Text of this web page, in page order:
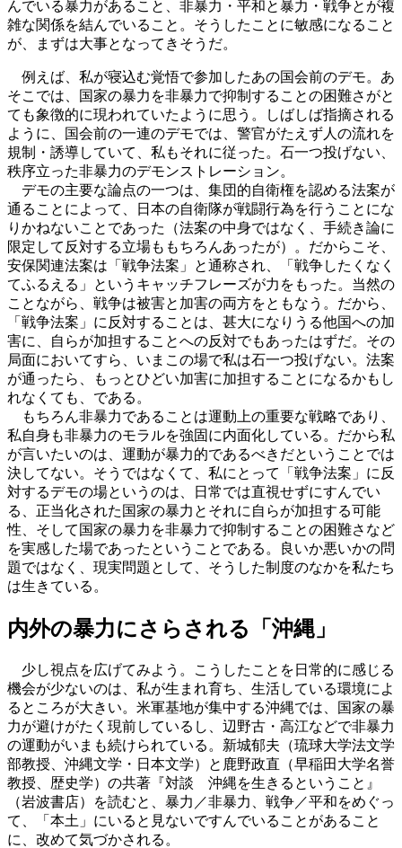
んでいる暴力があること、非暴力・平和と暴力・戦争とが複
雑な関係を結んでいること。そうしたことに敏感になること
が、まずは大事となってきそうだ。
例えば、私が寝込む覚悟で参加したあの国会前のデモ。あ
そこでは、国家の暴力を非暴力で抑制することの困難さがと
ても象徴的に現われていたように思う。しばしば指摘される
ように、国会前の一連のデモでは、警官がたえず人の流れを
規制・誘導していて、私もそれに従った。石一つ投げない、
秩序立った非暴力のデモンストレーション。
デモの主要な論点の一つは、集団的自衛権を認める法案が
通ることによって、日本の自衛隊が戦闘行為を行うことにな
りかねないことであった（法案の中身ではなく、手続き論に
限定して反対する立場ももちろんあったが）。だからこそ、
安保関連法案は「戦争法案」と通称され、「戦争したくなく
てふるえる」というキャッチフレーズが力をもった。当然の
ことながら、戦争は被害と加害の両方をともなう。だから、
「戦争法案」に反対することは、甚大になりうる他国への加
害に、自らが加担することへの反対でもあったはずだ。その
局面においてすら、いまこの場で私は石一つ投げない。法案
が通ったら、もっとひどい加害に加担することになるかもし
れなくても、である。
もちろん非暴力であることは運動上の重要な戦略であり、
私自身も非暴力のモラルを強固に内面化している。だから私
が言いたいのは、運動が暴力的であるべきだということでは
決してない。そうではなくて、私にとって「戦争法案」に反
対するデモの場というのは、日常では直視せずにすんでい
る、正当化された国家の暴力とそれに自らが加担する可能
性、そして国家の暴力を非暴力で抑制することの困難さなど
を実感した場であったということである。良いか悪いかの問
題ではなく、現実問題として、そうした制度のなかを私たち
は生きている。
内外の暴力にさらされる「沖縄」
少し視点を広げてみよう。こうしたことを日常的に感じる
機会が少ないのは、私が生まれ育ち、生活している環境によ
るところが大きい。米軍基地が集中する沖縄では、国家の暴
力が避けがたく現前しているし、辺野古・高江などで非暴力
の運動がいまも続けられている。新城郁夫（琉球大学法文学
部教授、沖縄文学・日本文学）と鹿野政直（早稲田大学名誉
教授、歴史学）の共著『対談 沖縄を生きるということ』
（岩波書店）を読むと、暴力／非暴力、戦争／平和をめぐっ
て、「本土」にいると見ないですんでいることがあること
に、改めて気づかされる。